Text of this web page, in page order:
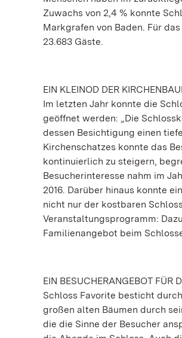
Zuwachs von 2,4 % konnte
Markgrafen von Baden. Für
23.683 Gäste.
EIN KLEINOD DER
Im letzten Jahr konnte die
geöffnet werden: „Die
dessen Besichtigung einen
Kirchenschatzes konnte das
kontinuierlich zu steigern,
Besucherinteresse nahm im
2016. Darüber hinaus konnte
nicht nur der kostbaren
Veranstaltungsprogramm:
Familienangebot beim
EIN BESUCHERANGEBOT FÜR
Schloss Favorite besticht
großen alten Bäumen durch
die die Sinne der Besucher